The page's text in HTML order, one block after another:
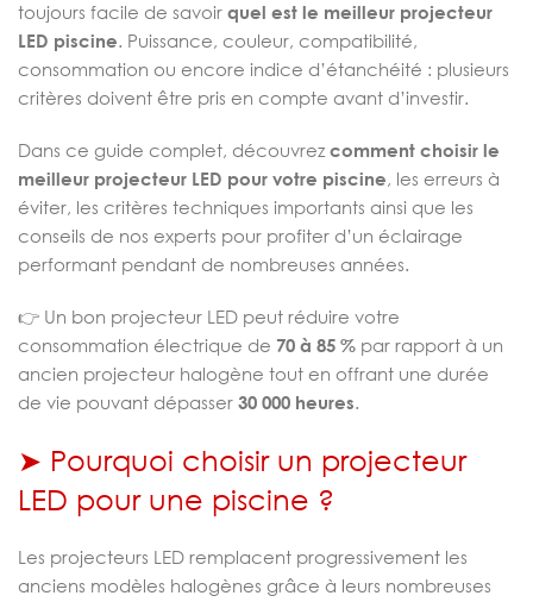
toujours facile de savoir quel est le meilleur projecteur
LED piscine. Puissance, couleur, compatibilité,
consommation ou encore indice d’étanchéité : plusieurs
critères doivent être pris en compte avant d’investir.
Dans ce guide complet, découvrez comment choisir le
meilleur projecteur LED pour votre piscine, les erreurs à
éviter, les critères techniques importants ainsi que les
conseils de nos experts pour profiter d’un éclairage
performant pendant de nombreuses années.
👉 Un bon projecteur LED peut réduire votre
consommation électrique de 70 à 85 % par rapport à un
ancien projecteur halogène tout en offrant une durée
de vie pouvant dépasser 30 000 heures.
➤ Pourquoi choisir un projecteur
LED pour une piscine ?
Les projecteurs LED remplacent progressivement les
anciens modèles halogènes grâce à leurs nombreuses